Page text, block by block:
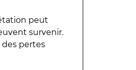
peut
survenir.
pertes